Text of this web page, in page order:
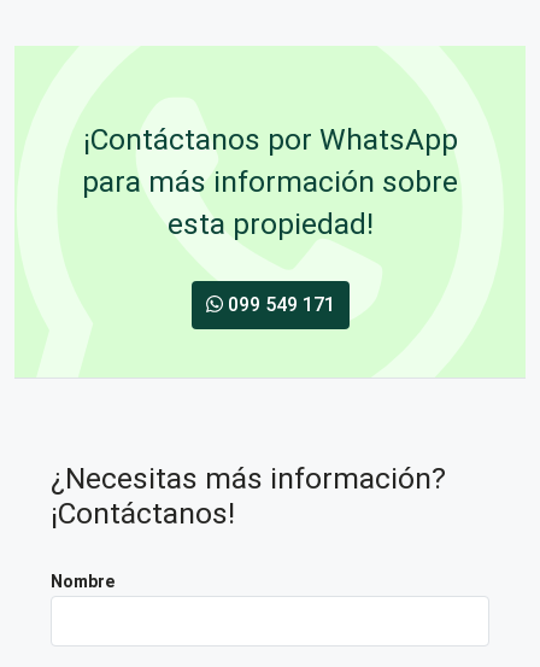
¡Contáctanos por WhatsApp
para más información sobre
esta propiedad!
099 549 171
¿Necesitas más información?
¡Contáctanos!
Nombre